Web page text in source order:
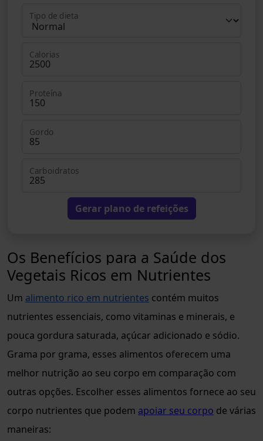
Tipo de dieta
Calorias
Proteína
Gordo
Carboidratos
Gerar plano de refeições
Os Benefícios para a Saúde dos
Vegetais Ricos em Nutrientes
Um alimento rico em nutrientes contém muitos
nutrientes essenciais, como vitaminas e minerais, e
pouca gordura saturada, açúcar adicionado e sódio.
Grama por grama, esses alimentos oferecem uma
melhor nutrição ao seu corpo em comparação com
outras opções. Escolher esses alimentos fornece ao seu
corpo nutrientes que podem apoiar seu corpo de várias
maneiras: